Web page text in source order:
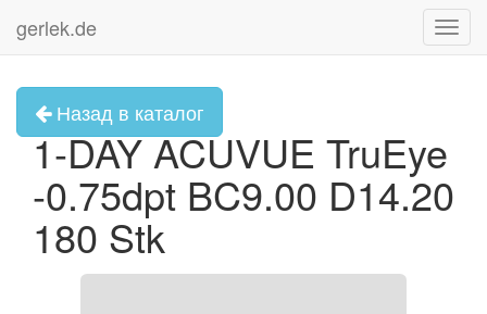
gerlek.de
Назад в каталог
1-DAY ACUVUE TruEye
-0.75dpt BC9.00 D14.20
180 Stk